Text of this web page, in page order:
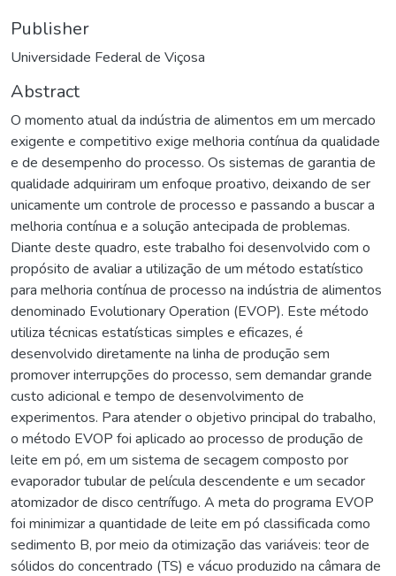
Publisher
Universidade Federal de Viçosa
Abstract
O momento atual da indústria de alimentos em um mercado
exigente e competitivo exige melhoria contínua da qualidade
e de desempenho do processo. Os sistemas de garantia de
qualidade adquiriram um enfoque proativo, deixando de ser
unicamente um controle de processo e passando a buscar a
melhoria contínua e a solução antecipada de problemas.
Diante deste quadro, este trabalho foi desenvolvido com o
propósito de avaliar a utilização de um método estatístico
para melhoria contínua de processo na indústria de alimentos
denominado Evolutionary Operation (EVOP). Este método
utiliza técnicas estatísticas simples e eficazes, é
desenvolvido diretamente na linha de produção sem
promover interrupções do processo, sem demandar grande
custo adicional e tempo de desenvolvimento de
experimentos. Para atender o objetivo principal do trabalho,
o método EVOP foi aplicado ao processo de produção de
leite em pó, em um sistema de secagem composto por
evaporador tubular de película descendente e um secador
atomizador de disco centrífugo. A meta do programa EVOP
foi minimizar a quantidade de leite em pó classificada como
sedimento B, por meio da otimização das variáveis: teor de
sólidos do concentrado (TS) e vácuo produzido na câmara de